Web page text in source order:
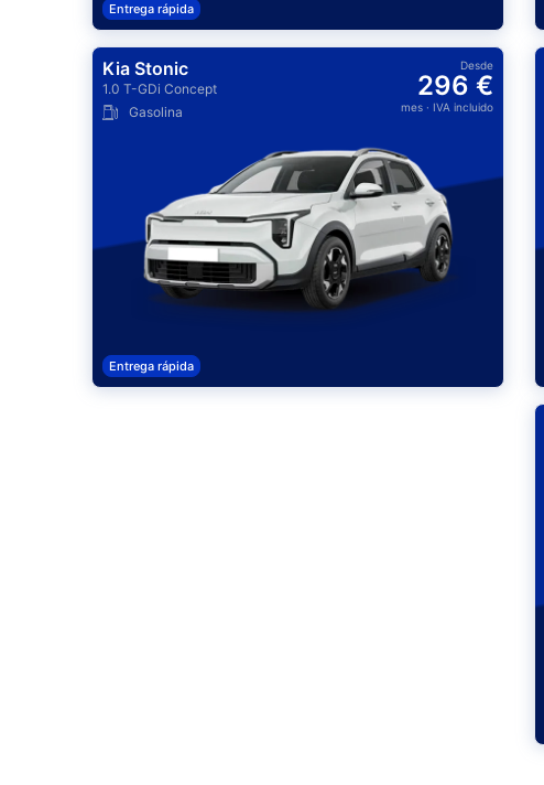
Entrega rápida
Kia Stonic
1.0 T-GDi Concept
Gasolina
Desde
296 €
mes· IVA incluido
Entrega rápida